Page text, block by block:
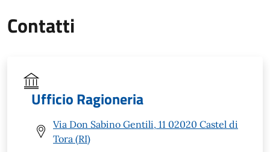
Contatti
Ufficio Ragioneria
Via Don Sabino Gentili, 11 02020 Castel di
Tora (RI)